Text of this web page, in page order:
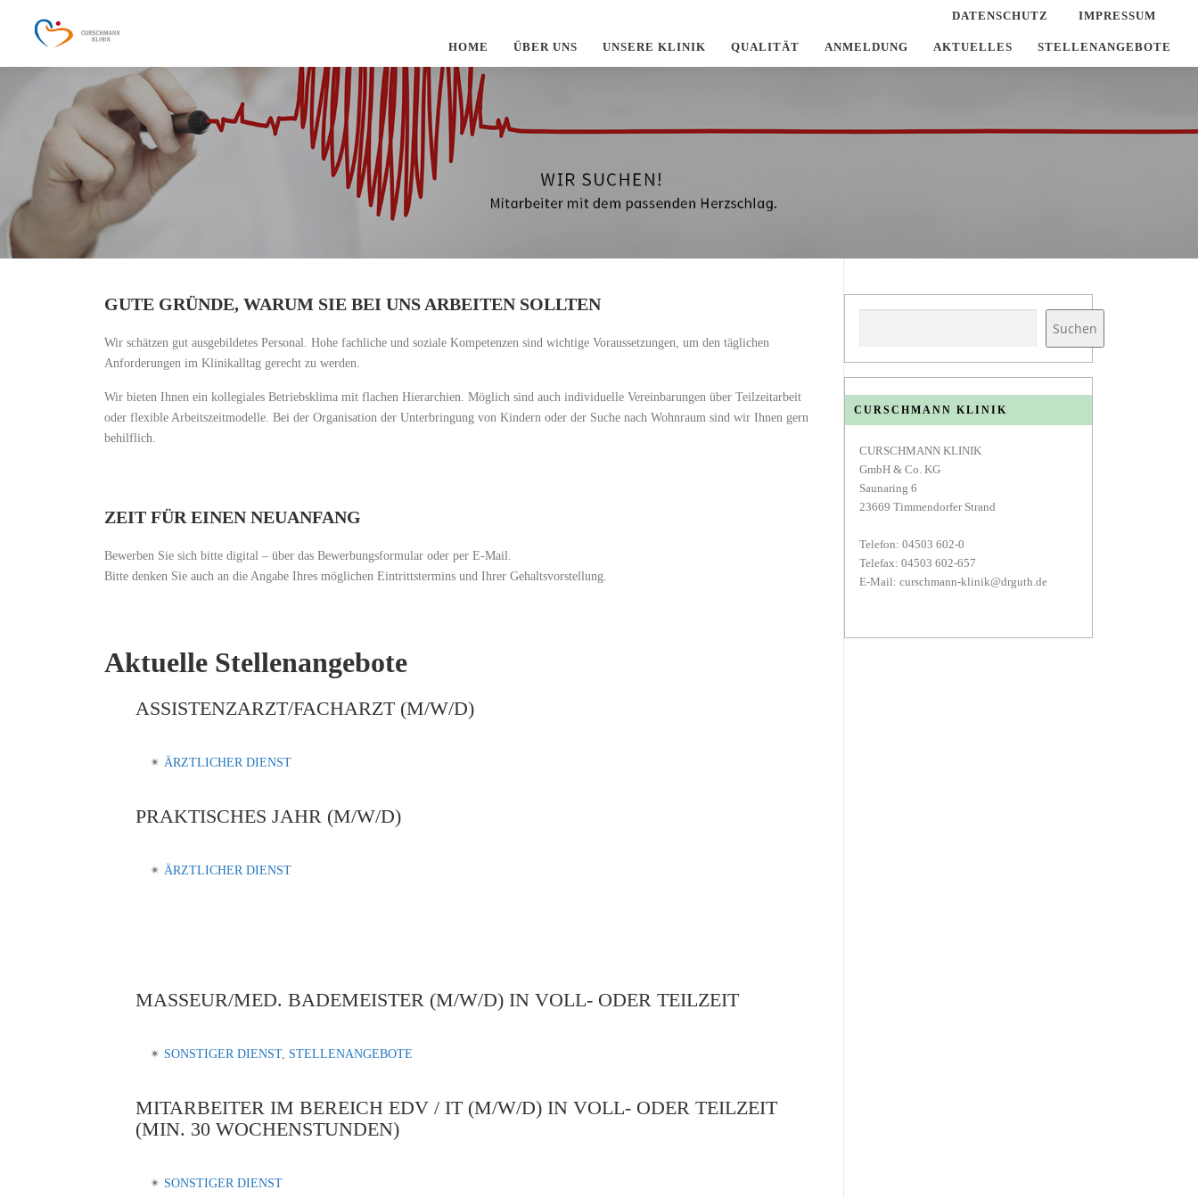
IMPRESSUM
DATENSCHUTZ
HOME ÜBER UNS UNSERE KLINIK QUALITÄT ANMELDUNG AKTUELLES STELLENANGEBOTE
GUTE GRÜNDE, WARUM SIE BEI UNS ARBEITEN SOLLTEN
Wir schätzen gut ausgebildetes Personal. Hohe fachliche und soziale Kompetenzen sind wichtige Voraussetzungen, um den täglichen
Anforderungen im Klinikalltag gerecht zu werden.
Wir bieten Ihnen ein kollegiales Betriebsklima mit flachen Hierarchien. Möglich sind auch individuelle Vereinbarungen über Teilzeitarbeit
oder flexible Arbeitszeitmodelle. Bei der Organisation der Unterbringung von Kindern oder der Suche nach Wohnraum sind wir Ihnen gern
behilflich.
ZEIT FÜR EINEN NEUANFANG
Bewerben Sie sich bitte digital – über das Bewerbungsformular oder per E-Mail.
Bitte denken Sie auch an die Angabe Ihres möglichen Eintrittstermins und Ihrer Gehaltsvorstellung.
Aktuelle Stellenangebote
ASSISTENZARZT/FACHARZT (M/W/D)
✴︎ ÄRZTLICHER DIENST
PRAKTISCHES JAHR (M/W/D)
✴︎ ÄRZTLICHER DIENST
MASSEUR/MED. BADEMEISTER (M/W/D) IN VOLL- ODER TEILZEIT
✴︎ SONSTIGER DIENST, STELLENANGEBOTE
MITARBEITER IM BEREICH EDV / IT (M/W/D) IN VOLL- ODER TEILZEIT
(MIN. 30 WOCHENSTUNDEN)
✴︎ SONSTIGER DIENST
Suchen
CURSCHMANN KLINIK
CURSCHMANN KLINIK
GmbH & Co. KG
Saunaring 6
23669 Timmendorfer Strand
Telefon: 04503 602-0
Telefax: 04503 602-657
E-Mail: curschmann-klinik@drguth.de